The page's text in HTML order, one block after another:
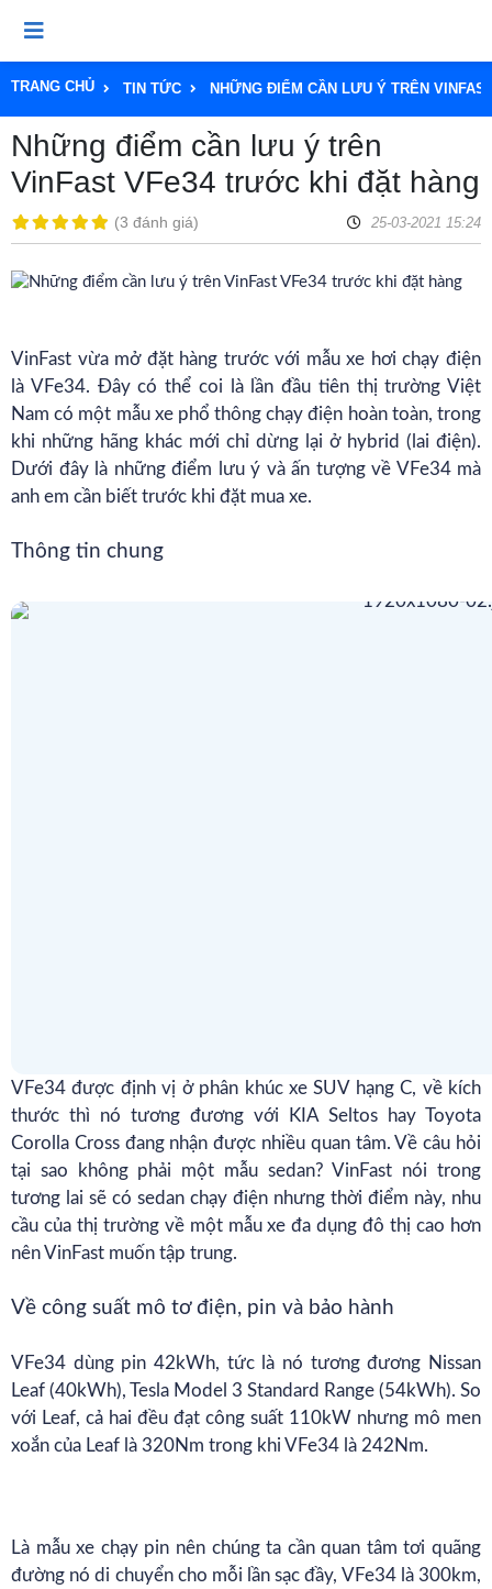
TRANG CHỦ TIN TỨC NHỮNG ĐIỂM CẦN LƯU Ý TRÊN
Những điểm cần lưu ý trên
VinFast VFe34 trước khi đặt hàng
(3 đánh giá) 25-03-2021 15:24
VinFast vừa mở đặt hàng trước với mẫuxe hơi chạy điện
là VFe34. Đây có thể coi là lần đầu tiên thị trường Việt
Nam có một mẫu xe phổ thông chạy điện hoàn toàn, trong
khi những hãng khác mới chỉ dừng lại ở hybrid (lai điện).
Dưới đây là những điểm lưu ý và ấn tượng về VFe34 mà
anh em cần biết trước khi đặt mua xe.
Thông tin chung
VFe34 được định vị ở phân khúc xe SUV hạng C, về kích
thước thì nó tương đương với KIA Seltos hay Toyota
Corolla Cross đang nhận được nhiều quan tâm. Về câu hỏi
tại sao không phải một mẫu sedan? VinFast nói trong
tương lai sẽ có sedan chạy điện nhưng thời điểm này, nhu
cầu của thị trường về một mẫu xe đa dụng đô thị cao hơn
nên VinFast muốn tập trung.
Về công suất mô tơ điện, pin và bảo hành
VFe34 dùng pin 42kWh, tức là nó tương đương Nissan
Leaf (40kWh), Tesla Model 3 Standard Range (54kWh). So
với Leaf, cả hai đều đạt công suất 110kW nhưng mô men
xoắn của Leaf là 320Nm trong khi VFe34 là 242Nm.
Là mẫu xe chạy pin nên chúng ta cần quan tâm tơi quãng
đường nó di chuyển cho mỗi lần sạc đầy, VFe34 là 300km,